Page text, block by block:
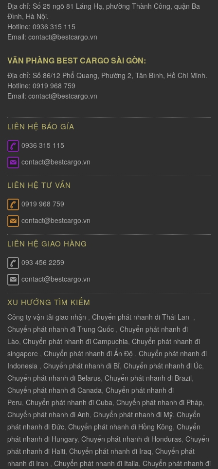
Địa chỉ: Số 25 ngõ 81 Láng Hạ, phường Thành Công, quận Ba
Đình, Hà Nội.
Hotline: 0936 315 115
Email: contact@bestcargo.vn
VĂN PHÀNG BEST CARGO SÀI GÒN:
Địa chỉ: Số 86/12 Phổ Quang, Phường 2, Tân Bình, Hồ Chí Minh.
Hotline: 0919 968 759
Email: contact@bestcargo.vn
LIÊN HỆ BÁO GÍA
0936 315 115
contact@bestcargo.vn
LIÊN HỆ TƯ VẤN
0919 968 759
contact@bestcargo.vn
LIÊN HỆ GIAO HÀNG
093 456 2259
contact@bestcargo.vn
XU HƯỚNG TÌM KIẾM
Công ty vận tải giao nhận , Chuyển phát nhanh đi Thái Lan ,
Chuyển phát nhanh đi Trung Quốc , Chuyển phát nhanh đi
Lào, Chuyển phát nhanh đi Campuchia, Chuyển phát nhanh đi
singapore , Chuyển phát nhanh đi Ấn Độ , Chuyển phát nhanh đi
Indonesia , Chuyển phát nhanh đi Bỉ, Chuyển phát nhanh đi Úc,
Chuyển phát nhanh đi Belarus, Chuyển phát nhanh đi Brazil,
Chuyển phát nhanh đi Canada, Chuyển phát nhanh đi
Peru, Chuyển phát nhanh đi Cuba, Chuyển phát nhanh đi Pháp,
Chuyển phát nhanh đi Anh, Chuyển phát nhanh đi Mỹ, Chuyển
phát nhanh đi Đức, Chuyển phát nhanh đi Hồng Kông, Chuyển
phát nhanh đi Hungary, Chuyển phát nhanh đi Honduras, Chuyển
phát nhanh đi Haiti, Chuyển phát nhanh đi Iraq, Chuyển phát
nhanh đi Iran , Chuyển phát nhanh đi Italia, Chuyển phát nhanh đi